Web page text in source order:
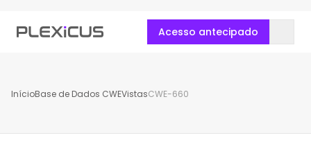
Acesso antecipado
InícioBase de Dados CWEVistasCWE-660